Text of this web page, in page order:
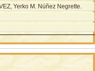
Yerko M. Núñez Negrette.